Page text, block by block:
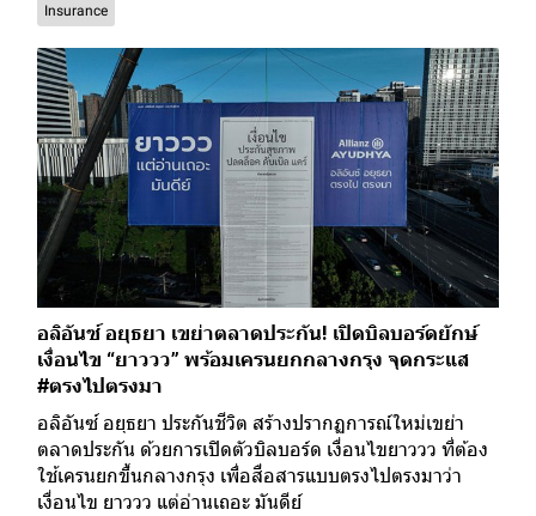
Insurance
อลิอันซ์ อยุธยา เขย่าตลาดประกัน! เปิดบิลบอร์ดยักษ์
เงื่อนไข “ยาววว” พร้อมเครนยกกลางกรุง จุดกระแส
#ตรงไปตรงมา
อลิอันซ์ อยุธยา ประกันชีวิต สร้างปรากฏการณ์ใหม่เขย่า
ตลาดประกัน ด้วยการเปิดตัวบิลบอร์ด เงื่อนไขยาววว ที่ต้อง
ใช้เครนยกขึ้นกลางกรุง เพื่อสื่อสารแบบตรงไปตรงมาว่า
เงื่อนไข ยาววว แต่อ่านเถอะ มันดีย์